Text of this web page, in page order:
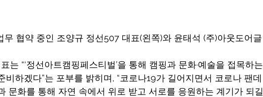
무 협약 중인 조양규 정선507 대표(왼쪽)와 윤태석 (주)아웃도어글
는 “‘정선아트캠핑페스티벌’을 통해 캠핑과 문화·예술을 접목하는
비하겠다”는 포부를 밝히며, “코로나19가 길어지면서 코로나 팬데
문화를 통해 자연 속에서 위로 받고 서로를 응원하는 계기가 되길